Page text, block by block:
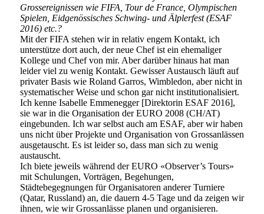
Grossereignissen wie FIFA, Tour de France, Olympischen
Spielen, Eidgenössisches Schwing- und Älplerfest (ESAF
2016) etc.?
Mit der FIFA stehen wir in relativ engem Kontakt, ich
unterstütze dort auch, der neue Chef ist ein ehemaliger
Kollege und Chef von mir. Aber darüber hinaus hat man
leider viel zu wenig Kontakt. Gewisser Austausch läuft auf
privater Basis wie Roland Garros, Wimbledon, aber nicht in
systematischer Weise und schon gar nicht institutionalisiert.
Ich kenne Isabelle Emmenegger [Direktorin ESAF 2016],
sie war in die Organisation der EURO 2008 (CH/AT)
eingebunden. Ich war selbst auch am ESAF, aber wir haben
uns nicht über Projekte und Organisation von Grossanlässen
ausgetauscht. Es ist leider so, dass man sich zu wenig
austauscht.
Ich biete jeweils während der EURO «Observer’s Tours»
mit Schulungen, Vorträgen, Begehungen,
Städtebegegnungen für Organisatoren anderer Turniere
(Qatar, Russland) an, die dauern 4-5 Tage und da zeigen wir
ihnen, wie wir Grossanlässe planen und organisieren.